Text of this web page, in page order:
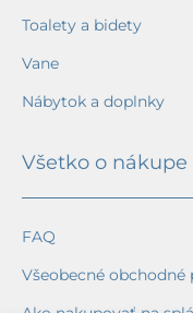
Toalety a bidety
Vane
Nábytok a doplnky
Všetko o nákupe
FAQ
Všeobecné obchodné